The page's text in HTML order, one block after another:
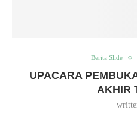
Berita Slide
UPACARA
AKHIR